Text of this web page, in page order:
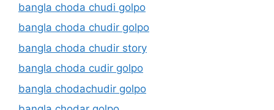
bangla choda chudi golpo
bangla choda chudir golpo
bangla choda chudir story
bangla choda cudir golpo
bangla chodachudir golpo